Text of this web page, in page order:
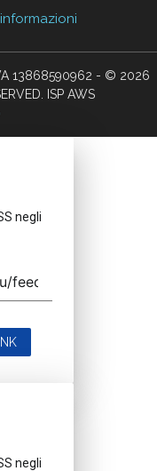
13868590962 - © 2026
ISP AWS
negli
negli